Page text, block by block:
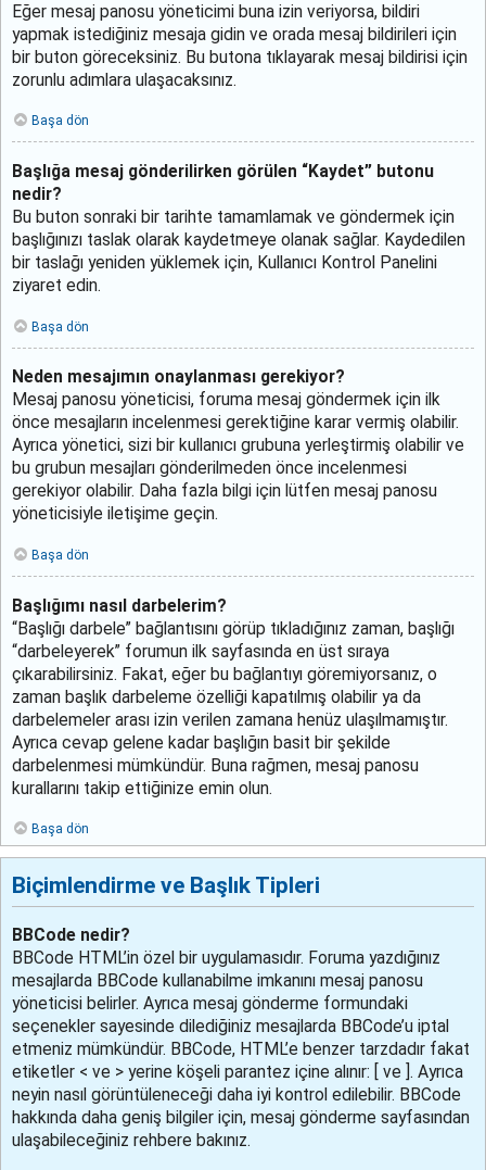
Eğer mesaj panosu yöneticimi buna izin veriyorsa, bildiri
yapmak istediğiniz mesaja gidin ve orada mesaj bildirileri için
bir buton göreceksiniz. Bu butona tıklayarak mesaj bildirisi için
zorunlu adımlara ulaşacaksınız.
Başa dön
Başlığa mesaj gönderilirken görülen “Kaydet” butonu
nedir?
Bu buton sonraki bir tarihte tamamlamak ve göndermek için
başlığınızı taslak olarak kaydetmeye olanak sağlar. Kaydedilen
bir taslağı yeniden yüklemek için, Kullanıcı Kontrol Panelini
ziyaret edin.
Başa dön
Neden mesajımın onaylanması gerekiyor?
Mesaj panosu yöneticisi, foruma mesaj göndermek için ilk
önce mesajların incelenmesi gerektiğine karar vermiş olabilir.
Ayrıca yönetici, sizi bir kullanıcı grubuna yerleştirmiş olabilir ve
bu grubun mesajları gönderilmeden önce incelenmesi
gerekiyor olabilir. Daha fazla bilgi için lütfen mesaj panosu
yöneticisiyle iletişime geçin.
Başa dön
Başlığımı nasıl darbelerim?
“Başlığı darbele” bağlantısını görüp tıkladığınız zaman, başlığı
“darbeleyerek” forumun ilk sayfasında en üst sıraya
çıkarabilirsiniz. Fakat, eğer bu bağlantıyı göremiyorsanız, o
zaman başlık darbeleme özelliği kapatılmış olabilir ya da
darbelemeler arası izin verilen zamana henüz ulaşılmamıştır.
Ayrıca cevap gelene kadar başlığın basit bir şekilde
darbelenmesi mümkündür. Buna rağmen, mesaj panosu
kurallarını takip ettiğinize emin olun.
Başa dön
Biçimlendirme ve Başlık Tipleri
BBCode nedir?
BBCode HTML’in özel bir uygulamasıdır. Foruma yazdığınız
mesajlarda BBCode kullanabilme imkanını mesaj panosu
yöneticisi belirler. Ayrıca mesaj gönderme formundaki
seçenekler sayesinde dilediğiniz mesajlarda BBCode’u iptal
etmeniz mümkündür. BBCode, HTML’e benzer tarzdadır fakat
etiketler < ve > yerine köşeli parantez içine alınır: [ ve ]. Ayrıca
neyin nasıl görüntüleneceği daha iyi kontrol edilebilir. BBCode
hakkında daha geniş bilgiler için, mesaj gönderme sayfasından
ulaşabileceğiniz rehbere bakınız.